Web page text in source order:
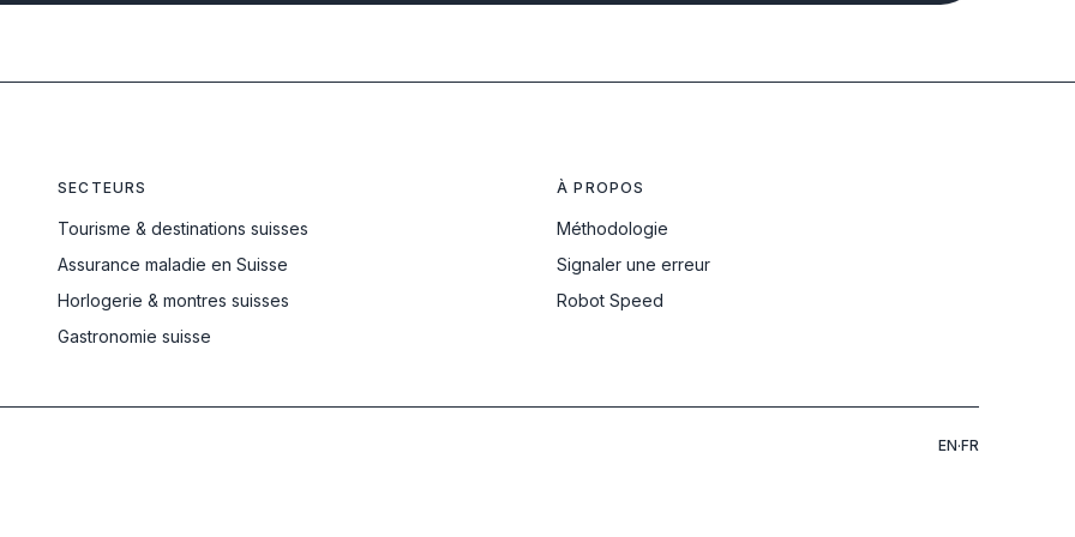
SECTEURS
Tourisme & destinations suisses
Assurance maladie en Suisse
Horlogerie & montres suisses
Gastronomie suisse
À PROPOS
Méthodologie
Signaler une erreur
Robot Speed
EN·FR